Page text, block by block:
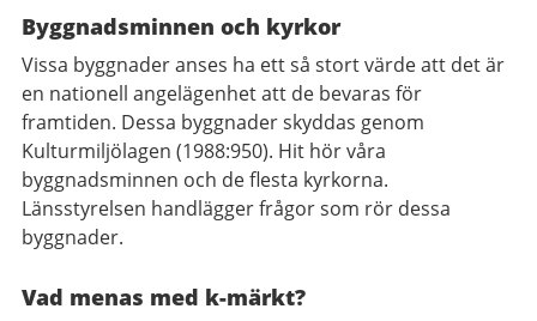
Byggnadsminnen och kyrkor
Vissa byggnader anses ha ett så stort värde att det är
en nationell angelägenhet att de bevaras för
framtiden. Dessa byggnader skyddas genom
Kulturmiljölagen (1988:950). Hit hör våra
byggnadsminnen och de flesta kyrkorna.
Länsstyrelsen handlägger frågor som rör dessa
byggnader.
Vad menas med k-märkt?